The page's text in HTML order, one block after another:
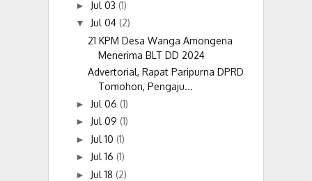
► Jul 03 (1)
▼ Jul 04 (2)
21 KPM Desa Wanga Amongena
Menerima BLT DD 2024
Advertorial, Rapat Paripurna DPRD
Tomohon, Pengaju...
► Jul 06 (1)
► Jul 09 (1)
► Jul 10 (1)
► Jul 16 (1)
► Jul 18 (2)